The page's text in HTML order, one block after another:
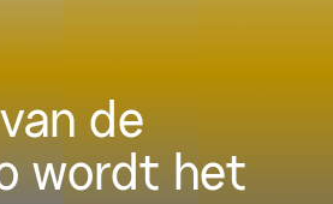
de
wordt het